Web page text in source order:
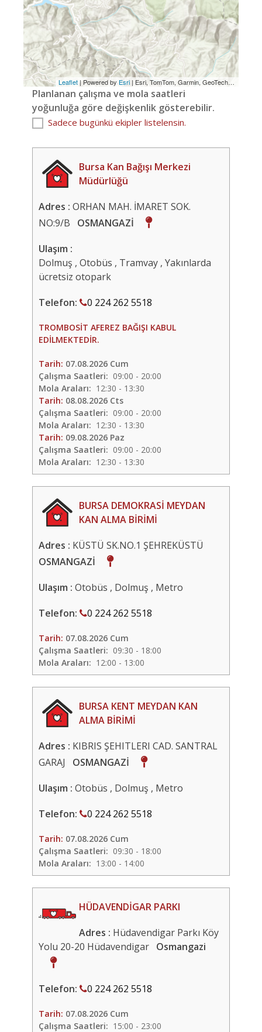
Leaflet | Powered by Esri | Esri, TomTom, Garmin, GeoTechnologies, Inc, METI/NASA, USGS
Planlanan çalışma ve mola saatleri
yoğunluğa göre değişkenlik gösterebilir.
Sadece bugünkü ekipler listelensin.
Bursa Kan Bağışı Merkezi
Müdürlüğü
Adres : ORHAN MAH. İMARET SOK.
NO:9/B OSMANGAZİ
Ulaşım :
Dolmuş , Otobüs , Tramvay , Yakınlarda
ücretsiz otopark
Telefon:
0 224 262 5518
TROMBOSİT AFEREZ BAĞIŞI KABUL
EDİLMEKTEDİR.
Tarih: 07.08.2026 Cum
Çalışma Saatleri: 09:00 - 20:00
Mola Araları: 12:30 - 13:30
Tarih: 08.08.2026 Cts
Çalışma Saatleri: 09:00 - 20:00
Mola Araları: 12:30 - 13:30
Tarih: 09.08.2026 Paz
Çalışma Saatleri: 09:00 - 20:00
Mola Araları: 12:30 - 13:30
BURSA DEMOKRASİ MEYDAN
KAN ALMA BİRİMİ
Adres : KÜSTÜ SK.NO.1 ŞEHREKÜSTÜ
OSMANGAZİ
Ulaşım : Otobüs , Dolmuş , Metro
Telefon:
0 224 262 5518
Tarih: 07.08.2026 Cum
Çalışma Saatleri: 09:30 - 18:00
Mola Araları: 12:00 - 13:00
BURSA KENT MEYDAN KAN
ALMA BİRİMİ
Adres : KIBRIS ŞEHITLERI CAD. SANTRAL
GARAJ OSMANGAZİ
Ulaşım : Otobüs , Dolmuş , Metro
Telefon:
0 224 262 5518
Tarih: 07.08.2026 Cum
Çalışma Saatleri: 09:30 - 18:00
Mola Araları: 13:00 - 14:00
HÜDAVENDİGAR PARKI
Adres : Hüdavendigar Parkı Köy
Yolu 20-20 Hüdavendigar Osmangazi
Telefon: 0 224 262 5518
Tarih: 07.08.2026 Cum
Çalışma Saatleri: 15:00 - 23:00